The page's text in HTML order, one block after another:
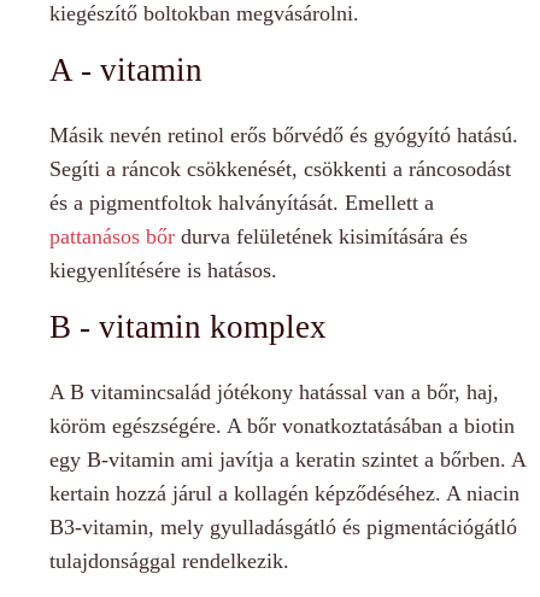
kiegészítő boltokban megvásárolni.
A - vitamin
Másik nevén retinol erős bőrvédő és gyógyító hatású.
Segíti a ráncok csökkenését, csökkenti a ráncosodást
és a pigmentfoltok halványítását. Emellett a
pattanásos bőr durva felületének kisimítására és
kiegyenlítésére is hatásos.
B - vitamin komplex
A B vitamincsalád jótékony hatással van a bőr, haj,
köröm egészségére. A bőr vonatkoztatásában a biotin
egy B-vitamin ami javítja a keratin szintet a bőrben. A
kertain hozzá járul a kollagén képződéséhez. A niacin
B3-vitamin, mely gyulladásgátló és pigmentációgátló
tulajdonsággal rendelkezik.